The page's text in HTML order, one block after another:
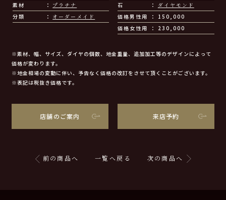
素材 プラチナ 石
ダイヤモンド
分類
オーダーメイド 価格男性用
150,000
価格女性用
230,000
※素材、幅、サイズ、ダイヤの個数、地金重量、追加加工等のデザインによって
価格が変わります。
※地金相場の変動に伴い、予告なく価格の改訂をさせて頂くことがございます。
※表記は税抜き価格です。
店舗のご案内 来店予約
前の商品へ 一覧へ戻る 次の商品へ